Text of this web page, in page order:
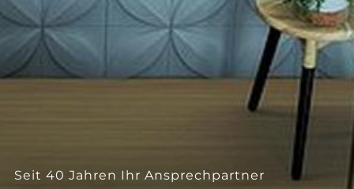
Seit 40 Jahren Ihr Ansprechpartner